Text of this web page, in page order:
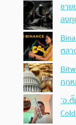
ชา
ลงทุ
ตล
กฎห
‘อ.